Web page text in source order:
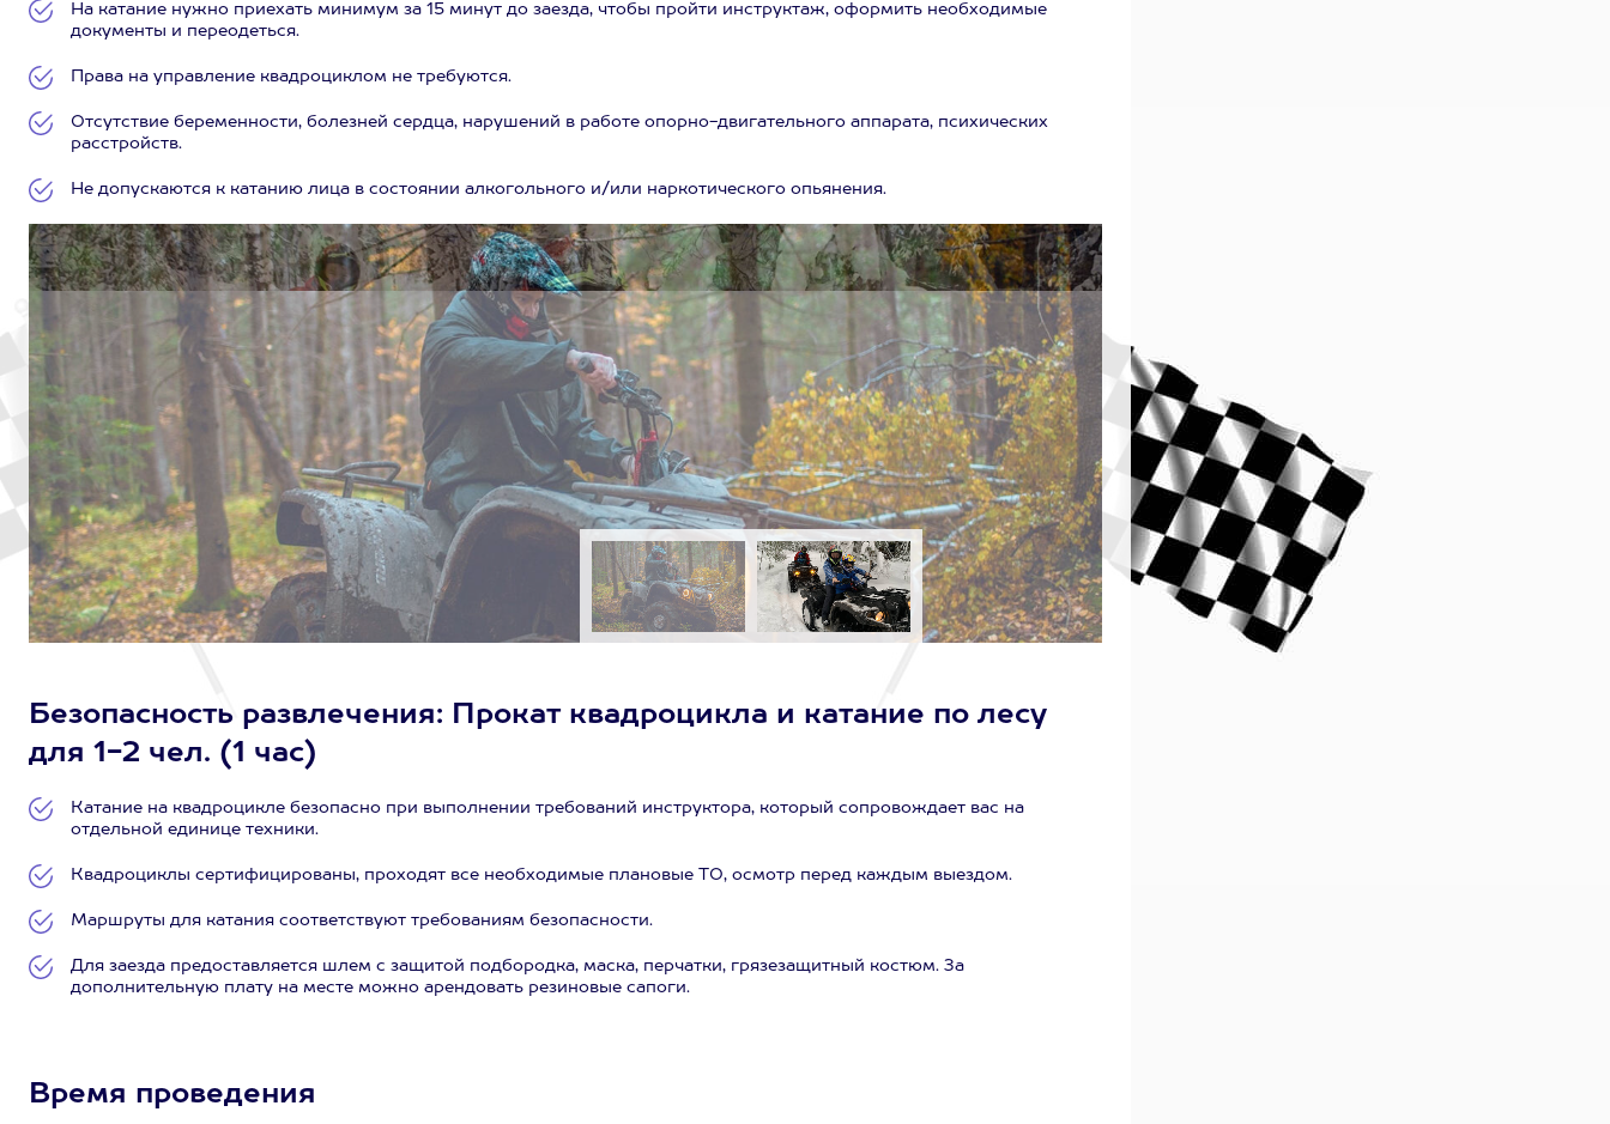
На катание нужно приехать минимум за 15 минут до заезда, чтобы пройти инструктаж, оформить необходимые
документы и переодеться.
Права на управление квадроциклом не требуются.
Отсутствие беременности, болезней сердца, нарушений в работе опорно-двигательного аппарата, психических
расстройств.
Не допускаются к катанию лица в состоянии алкогольного и/или наркотического опьянения.
Безопасность развлечения: Прокат квадроцикла и катание по лесу
для 1-2 чел. (1 час)
Катание на квадроцикле безопасно при выполнении требований инструктора, который сопровождает вас на
отдельной единице техники.
Квадроциклы сертифицированы, проходят все необходимые плановые ТО, осмотр перед каждым выездом.
Маршруты для катания соответствуют требованиям безопасности.
Для заезда предоставляется шлем с защитой подбородка, маска, перчатки, грязезащитный костюм. За
дополнительную плату на месте можно арендовать резиновые сапоги.
Время проведения